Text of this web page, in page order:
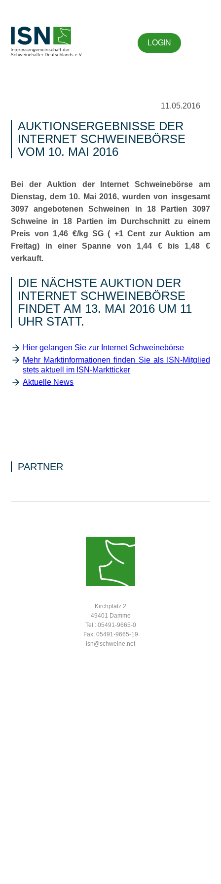
LOGIN
11.05.2016
AUKTIONSERGEBNISSE DER
INTERNET SCHWEINEBÖRSE
VOM 10. MAI 2016
Bei der Auktion der Internet Schweinebörse am
Dienstag, dem 10. Mai 2016, wurden von insgesamt
3097 angebotenen Schweinen in 18 Partien 3097
Schweine in 18 Partien im Durchschnitt zu einem
Preis von 1,46 €/kg SG ( +1 Cent zur Auktion am
Freitag) in einer Spanne von 1,44 € bis 1,48 €
verkauft.
DIE NÄCHSTE AUKTION DER
INTERNET SCHWEINEBÖRSE
FINDET AM 13. MAI 2016 UM 11
UHR STATT.
Hier gelangen Sie zur Internet Schweinebörse
Mehr Marktinformationen finden Sie als ISN-Mitglied
stets aktuell im ISN-Marktticker
Aktuelle News
PARTNER
Kirchplatz 2
49401 Damme
Tel.: 05491-9665-0
Fax: 05491-9665-19
isn@schweine.net